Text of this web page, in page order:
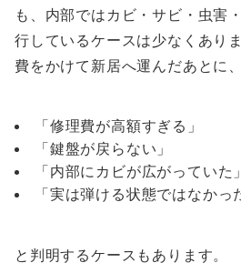
も、内部ではカビ・サビ・虫害
行しているケースは少なくあり
費をかけて新居へ運んだあとに、
「修理費が高額すぎる」
「鍵盤が戻らない」
「内部にカビが広がっていた」
「実は弾ける状態ではなかっ
と判明するケースもあります。